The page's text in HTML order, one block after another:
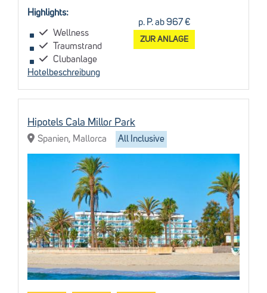
Highlights:
Wellness
Traumstrand
Clubanlage
Hotelbeschreibung
p. P. ab 967 €
ZUR ANLAGE
Hipotels Cala Millor Park
Spanien, Mallorca All Inclusive